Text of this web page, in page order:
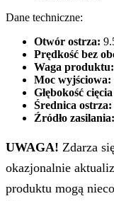
Dane techniczne:
Otwór ostrza:
Prędkość bez
Waga produktu:
Moc wyjściowa:
Głębokość
Średnica ostrza:
Źródło zasilania:
UWAGA! Zdarza
okazjonalnie
produktu mogą